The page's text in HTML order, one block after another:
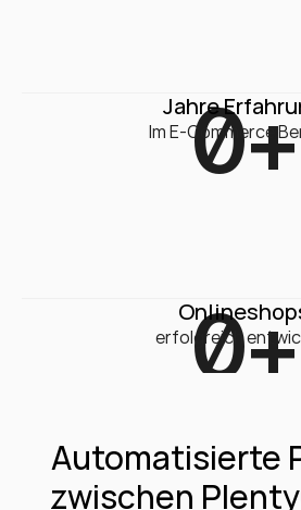
0+
Jahre
Im E-Commerce
0+
erfolgreich
Automatisierte
zwischen